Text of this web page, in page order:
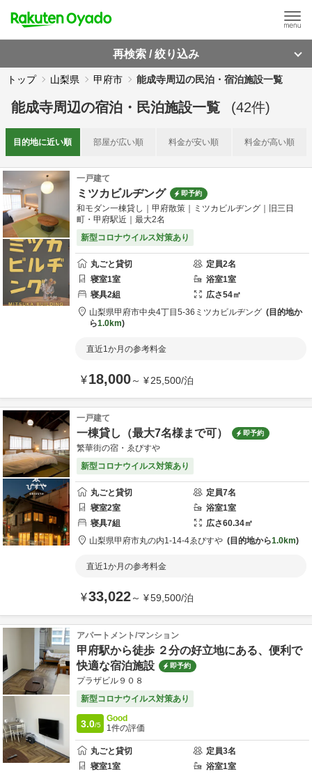
再検索 / 絞り込み
トップ 山梨県 甲府市 能成寺周辺の民泊・宿泊施設一覧
能成寺周辺の宿泊・民泊施設一覧 (42件)
目的地に近い順 部屋が広い順 料金が安い順 料金が高い順
一戸建て
ミツカビルヂング 即予約
和モダン一棟貸し｜甲府散策｜ミツカビルヂング｜旧三日
町・甲府駅近｜最大2名
新型コロナウイルス対策あり
丸ごと貸切 定員2名
寝室1室 浴室1室
寝具2組 広さ54㎡
山梨県甲府市中央4丁目5-36 ミツカビルヂング
目的地か
ら1.0km
直近1か月の参考料金
¥18,000～ ¥25,500/泊
一戸建て
一棟貸し（最大7名様まで可） 即予約
繁華街の宿・ゑびすや
新型コロナウイルス対策あり
丸ごと貸切 定員7名
寝室2室 浴室1室
寝具7組 広さ60.34㎡
山梨県甲府市丸の内1-14-4ゑびすや 目的地から1.0km
直近1か月の参考料金
¥33,022～ ¥59,500/泊
アパートメント/マンション
甲府駅から徒歩 ２分の好立地にある、便利で
快適な宿泊施設
即予約
プラザビル９０８
新型コロナウイルス対策あり
3.0/5
Good
1件の評価
丸ごと貸切 定員3名
寝室1室 浴室1室